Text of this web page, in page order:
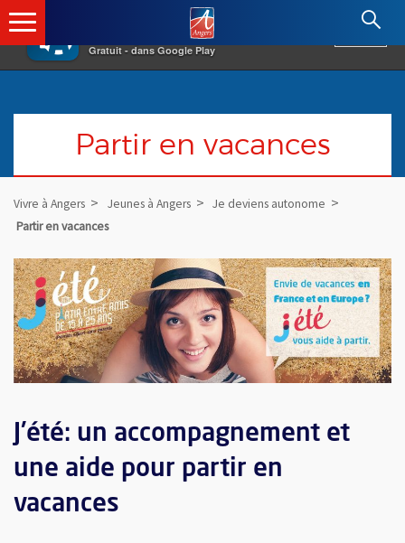
×
Gratuit - dans Google Play
Angers.fr : Retour à l'accueil
Partir en vacances
Vivre à Angers Jeunes à Angers
Je deviens autonome
Partir en vacances
J'été: un accompagnement et
une aide pour partir en
vacances